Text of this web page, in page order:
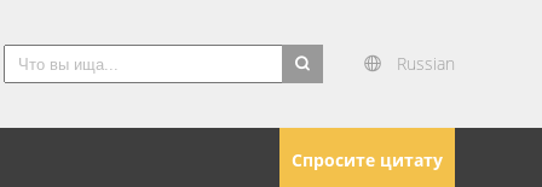
Russian
Спросите цитату